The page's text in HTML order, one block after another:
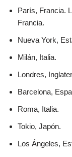
París, Francia.
Francia.
Nueva York,
Milán, Italia.
Londres,
Barcelona,
Roma, Italia.
Tokio, Japón.
Los Ángeles,